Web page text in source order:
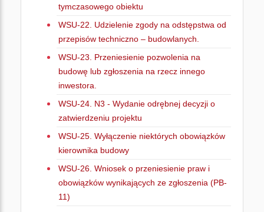
tymczasowego obiektu
WSU-22. Udzielenie zgody na odstępstwa od
przepisów techniczno – budowlanych.
WSU-23. Przeniesienie pozwolenia na
budowę lub zgłoszenia na rzecz innego
inwestora.
WSU-24. N3 - Wydanie odrębnej decyzji o
zatwierdzeniu projektu
WSU-25. Wyłączenie niektórych obowiązków
kierownika budowy
WSU-26. Wniosek o przeniesienie praw i
obowiązków wynikających ze zgłoszenia (PB-
11)